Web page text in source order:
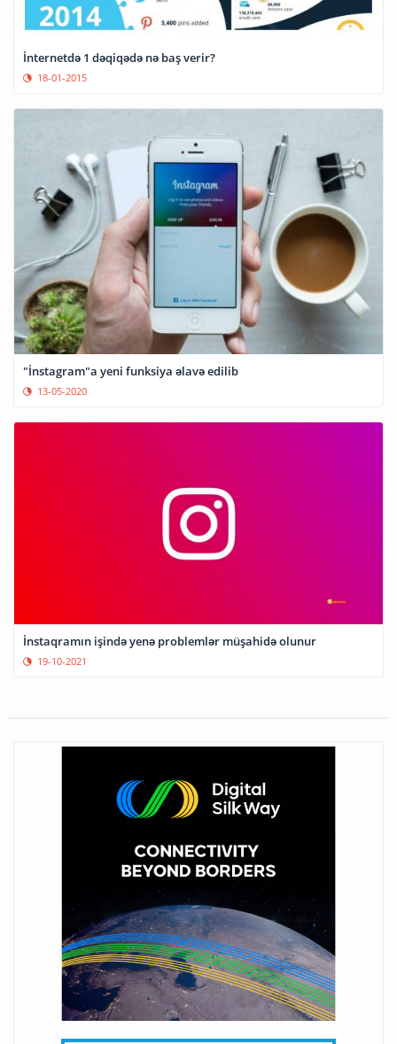
İnternetdə 1 dəqiqədə nə baş verir?
18-01-2015
"İnstagram"a yeni funksiya əlavə edilib
13-05-2020
İnstaqramın işində yenə problemlər müşahidə olunur
19-10-2021